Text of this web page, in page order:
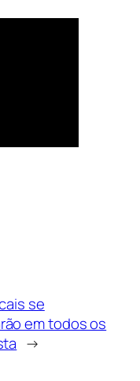
se
em todos os
→